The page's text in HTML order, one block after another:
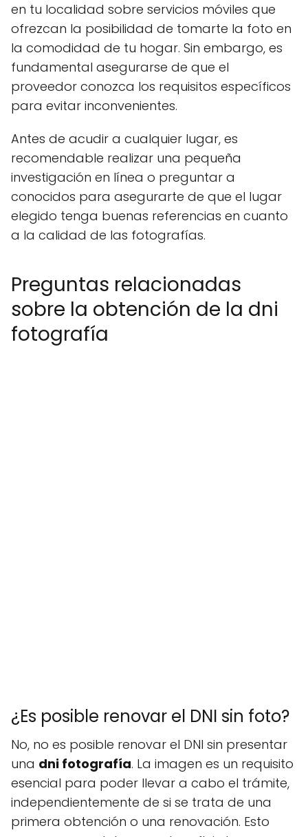
en tu localidad sobre servicios móviles que
ofrezcan la posibilidad de tomarte la foto en
la comodidad de tu hogar. Sin embargo, es
fundamental asegurarse de que el
proveedor conozca los requisitos específicos
para evitar inconvenientes.
Antes de acudir a cualquier lugar, es
recomendable realizar una pequeña
investigación en línea o preguntar a
conocidos para asegurarte de que el lugar
elegido tenga buenas referencias en cuanto
a la calidad de las fotografías.
Preguntas relacionadas
sobre la obtención de la dni
fotografía
¿Es posible renovar el DNI sin foto?
No, no es posible renovar el DNI sin presentar
una dni fotografía. La imagen es un requisito
esencial para poder llevar a cabo el trámite,
independientemente de si se trata de una
primera obtención o una renovación. Esto